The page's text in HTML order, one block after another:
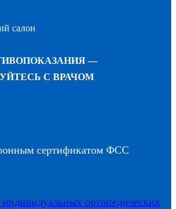
салон
—
С ВРАЧОМ
сертификатом ФСС
индивидуальных ортопедических